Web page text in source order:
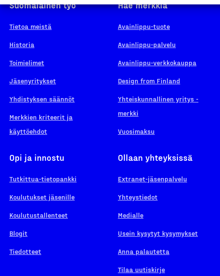
Suomalainen työ
Tietoa meistä
Historia
Toimielimet
Jäsenyritykset
Yhdistyksen säännöt
Merkkien kriteerit ja
käyttöehdot
Hae merkkiä
Avainlippu-tuote
Avainlippu-palvelu
Avainlippu-verkkokauppa
Design from Finland
Yhteiskunnallinen yritys -
merkki
Vuosimaksu
Opi ja innostu
Tutkittua-tietopankki
Koulutukset jäsenille
Koulutustallenteet
Blogit
Tiedotteet
Ollaan yhteyksissä
Extranet-jäsenpalvelu
Yhteystiedot
Medialle
Usein kysytyt kysymykset
Anna palautetta
Tilaa uutiskirje